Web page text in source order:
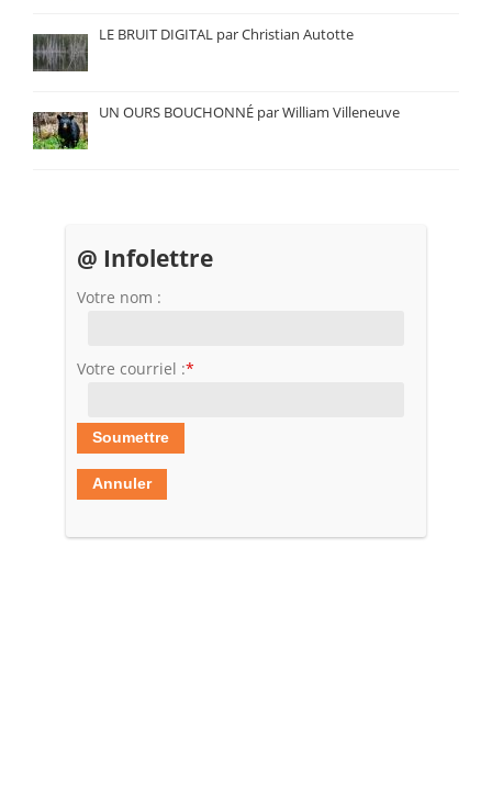
LE BRUIT DIGITAL par Christian Autotte
UN OURS BOUCHONNÉ par William Villeneuve
@ Infolettre
Votre nom :
Votre courriel :*